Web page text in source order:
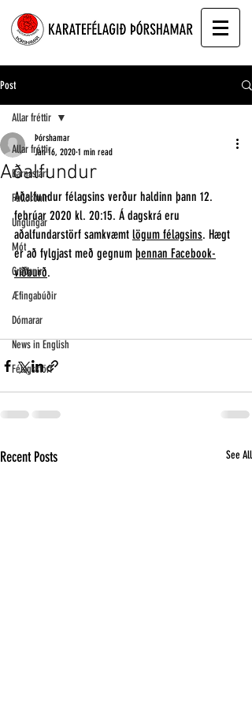
Post
Allar fréttir
Barnastarf
Fullorðnir
Unglingar
Mót
Gráðanir
Æfingabúðir
Dómarar
News in English
Félagsstörf
Allar fréttir
Aðalfundur
Þórshamar
Jan 16, 2020 1 min read
Aðalfundur félagsins verður haldinn þann 12.
febrúar 2020 kl. 20:15. Á dagskrá eru
aðalfundarstörf samkvæmt lögum félagsins. Hægt
er að fylgjast með gegnum þennan Facebook-
viðburð.
Recent Posts See All